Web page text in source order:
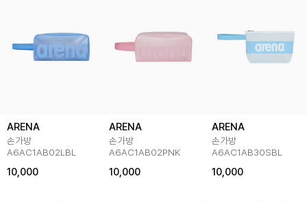
ARENA
손가방
A6AC1AB02LBL
10,000
ARENA
손가방
A6AC1AB02PNK
10,000
ARENA
손가방
A6AC1AB30SBL
10,000